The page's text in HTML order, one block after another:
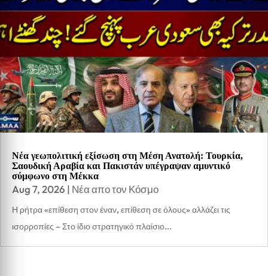
Νέα γεωπολιτική εξίσωση στη Μέση Ανατολή: Τουρκία,
Σαουδική Αραβία και Πακιστάν υπέγραψαν αμυντικό
σύμφωνο στη Μέκκα
Aug 7, 2026 | Νέα απο τον Κόσμο
Η ρήτρα «επίθεση στον έναν, επίθεση σε όλους» αλλάζει τις
ισορροπίες – Στο ίδιο στρατηγικό πλαίσιο...